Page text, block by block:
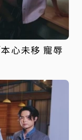
心未移 寵辱